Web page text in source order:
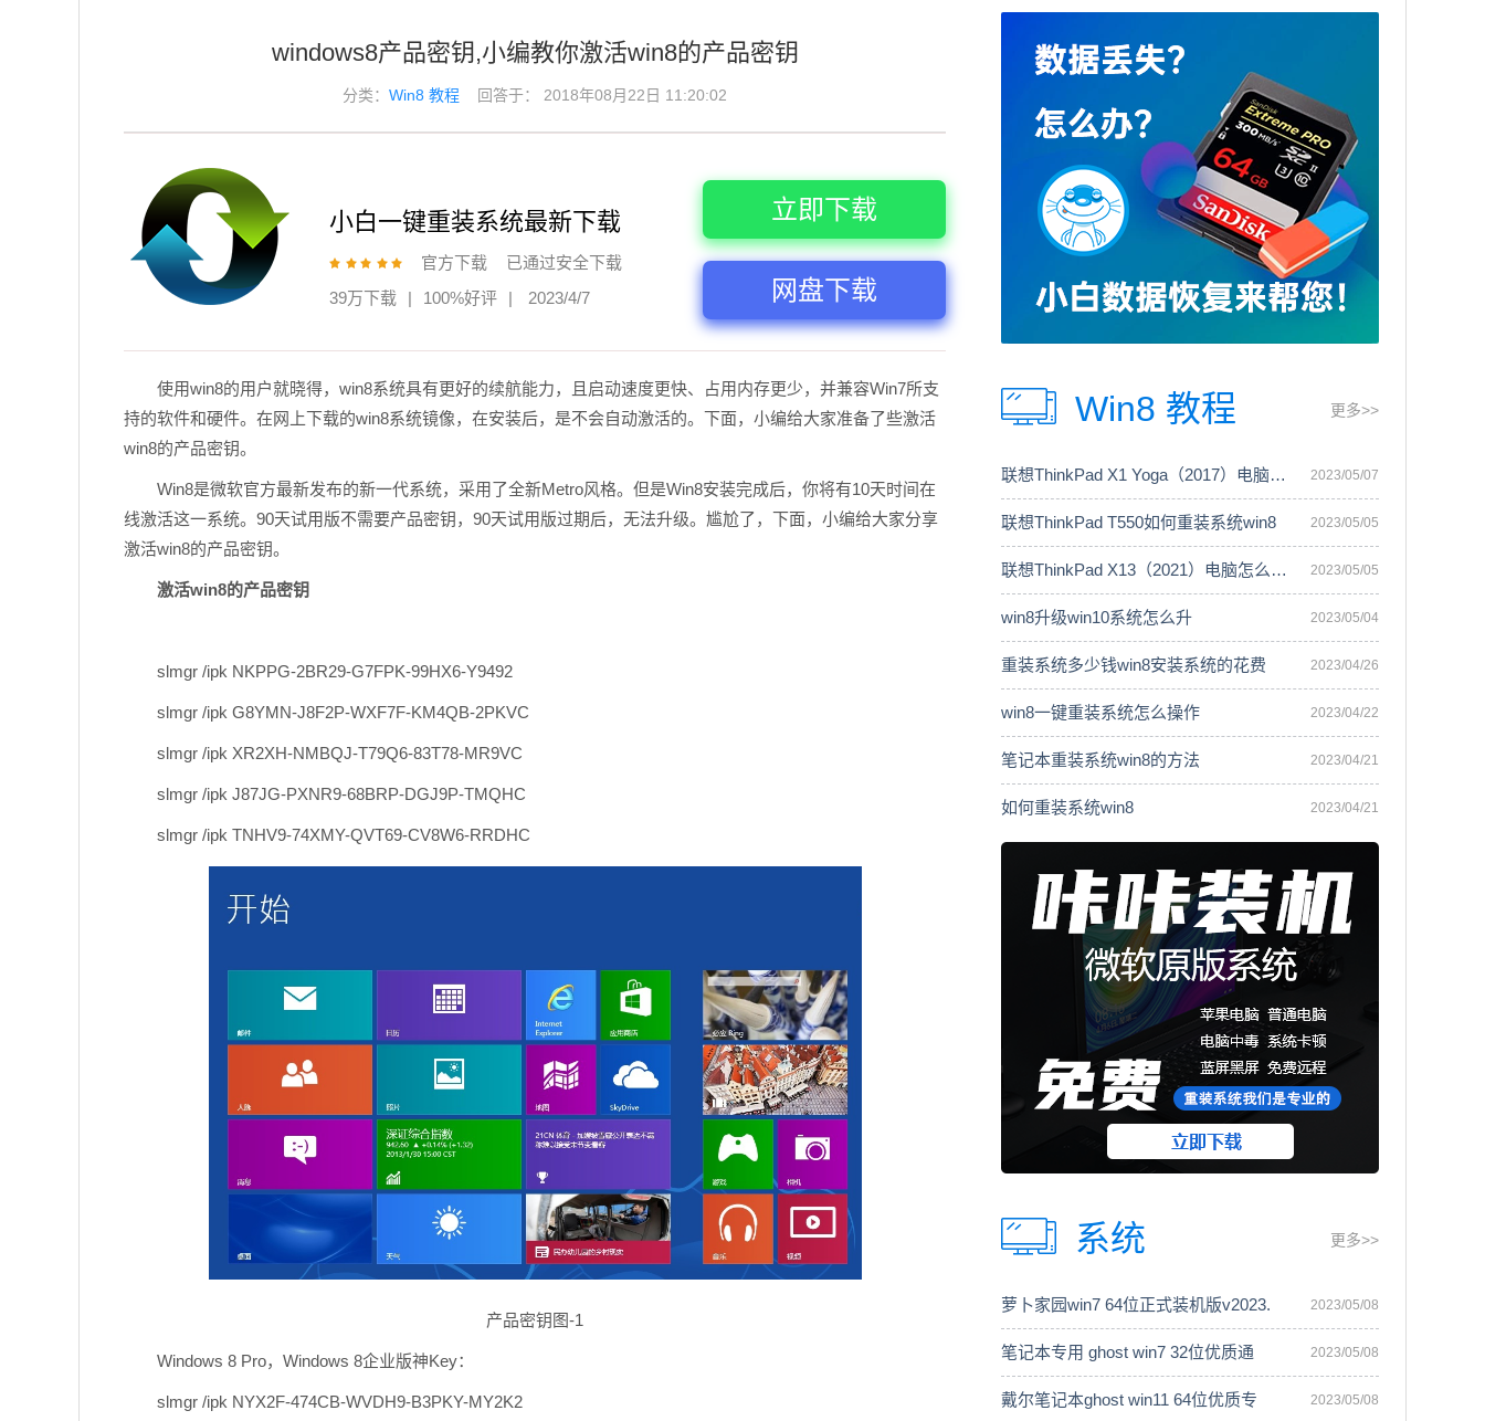
windows8产品密钥,小编教你激活win8的产品密钥
分类：Win8 教程 回答于： 2018年08月22日 11:20:02
小白一键重装系统最新下载
官方下载
已通过安全下载
39万下载
| 100%好评 | 2023/4/7
立即下载
网盘下载
使用win8的用户就晓得，win8系统具有更好的续航能力，且启动速度更快、占用内存更少，并兼容Win7所支
持的软件和硬件。在网上下载的win8系统镜像，在安装后，是不会自动激活的。下面，小编给大家准备了些激活
win8的产品密钥。
Win8是微软官方最新发布的新一代系统，采用了全新Metro风格。但是Win8安装完成后，你将有10天时间在
线激活这一系统。90天试用版不需要产品密钥，90天试用版过期后，无法升级。尴尬了，下面，小编给大家分享
激活win8的产品密钥。
激活win8的产品密钥
slmgr /ipk NKPPG-2BR29-G7FPK-99HX6-Y9492
slmgr /ipk G8YMN-J8F2P-WXF7F-KM4QB-2PKVC
slmgr /ipk XR2XH-NMBQJ-T79Q6-83T78-MR9VC
slmgr /ipk J87JG-PXNR9-68BRP-DGJ9P-TMQHC
slmgr /ipk TNHV9-74XMY-QVT69-CV8W6-RRDHC
产品密钥图-1
Windows 8 Pro，Windows 8企业版神Key：
slmgr /ipk NYX2F-474CB-WVDH9-B3PKY-MY2K2
Win8 教程 更多>>
联想ThinkPad X1 Yoga（2017）电脑安装 2023/05/07
联想ThinkPad T550如何重装系统win8 2023/05/05
联想ThinkPad X13（2021）电脑怎么重装 2023/05/05
win8升级win10系统怎么升 2023/05/04
重装系统多少钱win8安装系统的花费 2023/04/26
win8一键重装系统怎么操作 2023/04/22
笔记本重装系统win8的方法 2023/04/21
如何重装系统win8 2023/04/21
系统 更多>>
萝卜家园win7 64位正式装机版v2023. 2023/05/08
笔记本专用 ghost win7 32位优质通 2023/05/08
戴尔笔记本ghost win11 64位优质专 2023/05/08